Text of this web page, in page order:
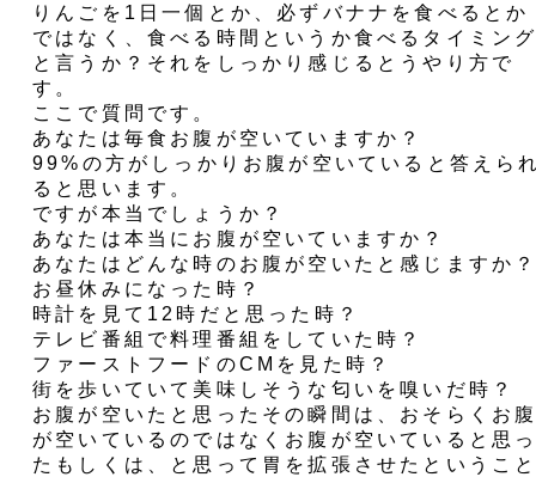
りんごを1日一個とか、必ずバナナを食べるとか
ではなく、食べる時間というか食べるタイミン
と言うか？それをしっかり感じるとうやり方で
す。
ここで質問です。
あなたは毎食お腹が空いていますか？
99%の方がしっかりお腹が空いていると答えら
ると思います。
ですが本当でしょうか？
あなたは本当にお腹が空いていますか？
あなたはどんな時のお腹が空いたと感じますか
お昼休みになった時？
時計を見て12時だと思った時？
テレビ番組で料理番組をしていた時？
ファーストフードのCMを見た時？
街を歩いていて美味しそうな匂いを嗅いだ時？
お腹が空いたと思ったその瞬間は、おそらくお
が空いているのではなくお腹が空いていると思
たもしくは、と思って胃を拡張させたというこ